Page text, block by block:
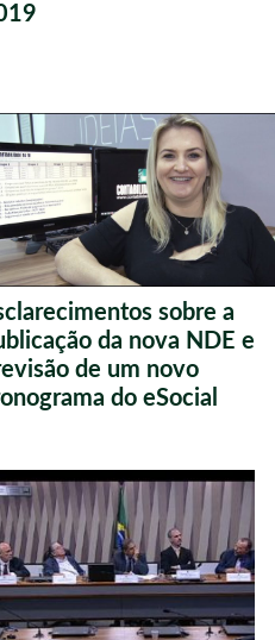
sobre a
da nova NDE e
de um novo
do eSocial